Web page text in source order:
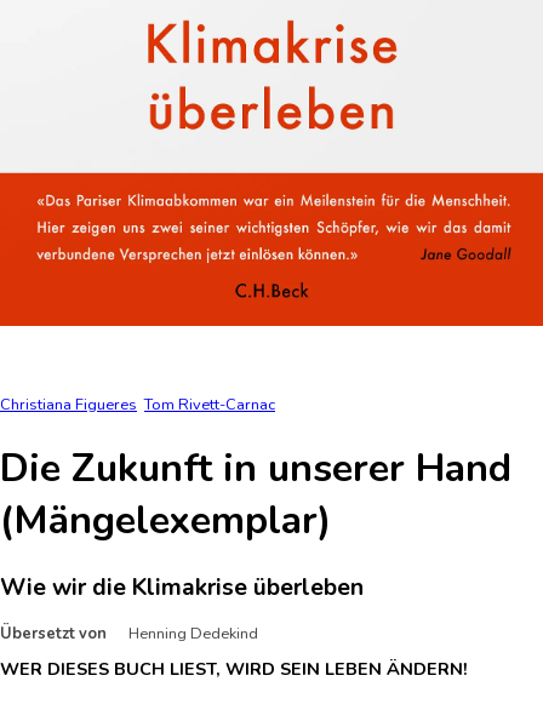
Christiana Figueres Tom Rivett-Carnac
Die Zukunft in unserer Hand
(Mängelexemplar)
Wie wir die Klimakrise überleben
Übersetzt von Henning Dedekind
WER DIESES BUCH LIEST, WIRD SEIN LEBEN ÄNDERN!